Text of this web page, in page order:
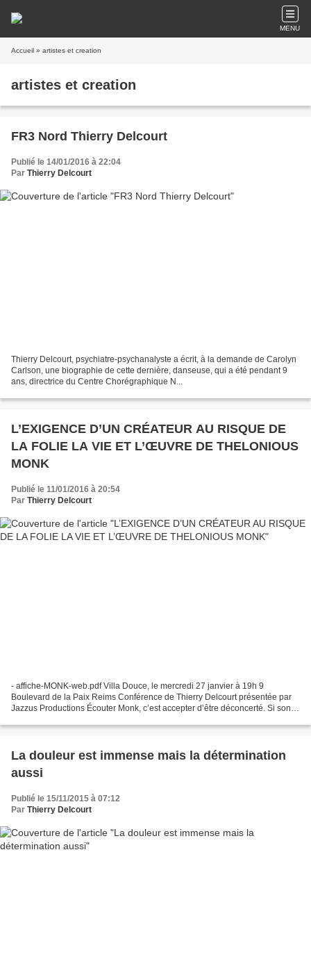
MENU
Accueil » artistes et creation
artistes et creation
FR3 Nord Thierry Delcourt
Publié le 14/01/2016 à 22:04
Par Thierry Delcourt
Thierry Delcourt, psychiatre-psychanalyste a écrit, à la demande de Carolyn
Carlson, une biographie de cette dernière, danseuse, qui a été pendant 9
ans, directrice du Centre Chorégraphique N...
L’EXIGENCE D’UN CRÉATEUR AU RISQUE DE
LA FOLIE LA VIE ET L’ŒUVRE DE THELONIOUS
MONK
Publié le 11/01/2016 à 20:54
Par Thierry Delcourt
- affiche-MONK-web.pdf Villa Douce, le mercredi 27 janvier à 19h 9
Boulevard de la Paix Reims Conférence de Thierry Delcourt présentée par
Jazzus Productions Écouter Monk, c’est accepter d’être déconcerté. Si son
La douleur est immense mais la détermination
aussi
Publié le 15/11/2015 à 07:12
Par Thierry Delcourt